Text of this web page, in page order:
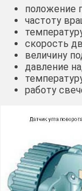
положение
частоту
скорость
величину
давление
работу